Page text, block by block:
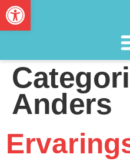
Anders
Toolbar openen